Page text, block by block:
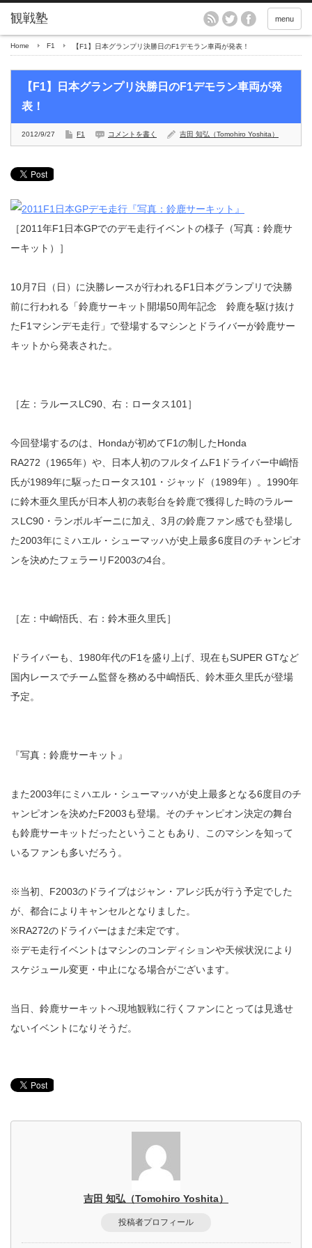
menu
Home F1 【F1】日本グランプリ決勝日のF1デモラン車両が発表！
【F1】日本グランプリ決勝日のF1デモラン車両が発
表！
2012/9/27 F1 コメントを書く 吉田 知弘（Tomohiro Yoshita）
［2011年F1日本GPでのデモ走行イベントの様子（写真：鈴鹿サ
ーキット）］
10月7日（日）に決勝レースが行われるF1日本グランプリで決勝
前に行われる「鈴鹿サーキット開場50周年記念 鈴鹿を駆け抜け
たF1マシンデモ走行」で登場するマシンとドライバーが鈴鹿サー
キットから発表された。
［左：ラルースLC90、右：ロータス101］
今回登場するのは、Hondaが初めてF1の制したHonda
RA272（1965年）や、日本人初のフルタイムF1ドライバー中嶋悟
氏が1989年に駆ったロータス101・ジャッド（1989年）。1990年
に鈴木亜久里氏が日本人初の表彰台を鈴鹿で獲得した時のラルー
スLC90・ランボルギーニに加え、3月の鈴鹿ファン感でも登場し
た2003年にミハエル・シューマッハが史上最多6度目のチャンピオ
ンを決めたフェラーリF2003の4台。
［左：中嶋悟氏、右：鈴木亜久里氏］
ドライバーも、1980年代のF1を盛り上げ、現在もSUPER GTなど
国内レースでチーム監督を務める中嶋悟氏、鈴木亜久里氏が登場
予定。
『写真：鈴鹿サーキット』
また2003年にミハエル・シューマッハが史上最多となる6度目のチ
ャンピオンを決めたF2003も登場。そのチャンピオン決定の舞台
も鈴鹿サーキットだったということもあり、このマシンを知って
いるファンも多いだろう。
※当初、F2003のドライブはジャン・アレジ氏が行う予定でした
が、都合によりキャンセルとなりました。
※RA272のドライバーはまだ未定です。
※デモ走行イベントはマシンのコンディションや天候状況により
スケジュール変更・中止になる場合がございます。
当日、鈴鹿サーキットへ現地観戦に行くファンにとっては見逃せ
ないイベントになりそうだ。
吉田 知弘（Tomohiro Yoshita）
投稿者プロフィール